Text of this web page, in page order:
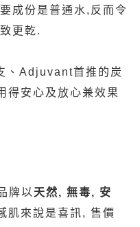
成份是普通水,反而令
更乾.
、Adjuvant首推的炭
得安心及放心兼效果
牌以 天然, 無毒, 安
肌來說是喜訊, 售價